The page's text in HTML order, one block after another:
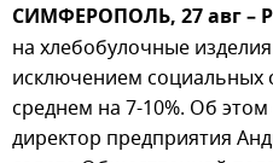
СИМФЕРОПОЛЬ, 27 авг –
на хлебобулочные
исключением социальных
среднем на 7-10%. Об
директор предприятия